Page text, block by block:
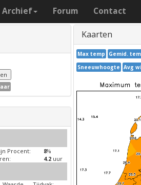
Archief Forum Contact
Procent: 8%
4.2 uur
Kaarten
Max temp Gemid.
Sneeuwhoogte Avg